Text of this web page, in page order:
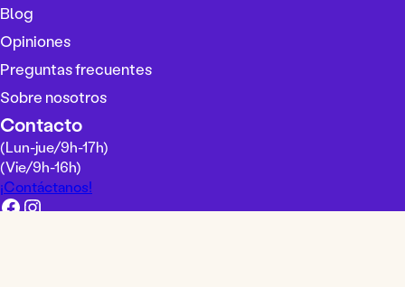
i
o
m
Blog
Opiniones
Preguntas frecuentes
Sobre nosotros
Contacto
(Lun-jue/9h-17h)
(Vie/9h-16h)
¡Contáctanos!
Facebook Instagram